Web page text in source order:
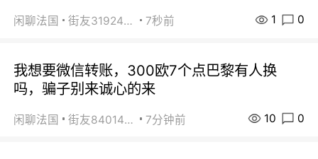
闲聊法国 街友31924072 7秒前 1 0
我想要微信转账，300欧7个点巴黎有人换
吗，骗子别来诚心的来
闲聊法国 街友84014588 7分钟前 10 0